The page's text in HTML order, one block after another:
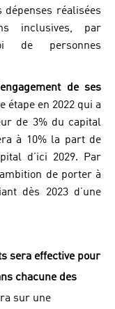
réalisées
inclusives, par
de personnes
de ses
étape en 2022 qui a
de 3% du capital
à 10% la part de
d’ici 2029. Par
de porter à
dès 2023 d’une
sera effective pour
chacune des
sur une